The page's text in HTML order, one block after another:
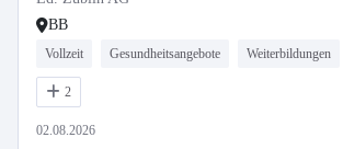
BB
Vollzeit Gesundheitsangebote Weiterbildungen
2
02.08.2026